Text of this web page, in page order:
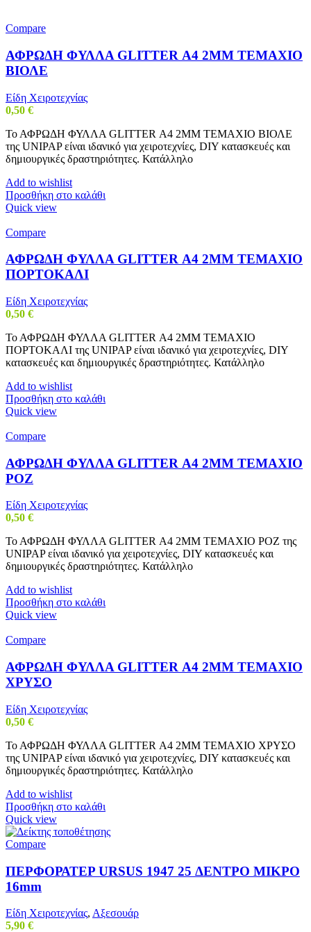
Compare
ΑΦΡΩΔΗ ΦΥΛΛΑ GLITTER Α4 2MM ΤΕΜΑΧΙΟ
ΒΙΟΛΕ
Είδη Χειροτεχνίας
0,50 €
Το ΑΦΡΩΔΗ ΦΥΛΛΑ GLITTER Α4 2MM ΤΕΜΑΧΙΟ ΒΙΟΛΕ
της UNIPAP είναι ιδανικό για χειροτεχνίες, DIY κατασκευές και
δημιουργικές δραστηριότητες. Κατάλληλο
Add to wishlist
Προσθήκη στο καλάθι
Quick view
Compare
ΑΦΡΩΔΗ ΦΥΛΛΑ GLITTER Α4 2MM ΤΕΜΑΧΙΟ
ΠΟΡΤΟΚΑΛΙ
Είδη Χειροτεχνίας
0,50 €
Το ΑΦΡΩΔΗ ΦΥΛΛΑ GLITTER Α4 2MM ΤΕΜΑΧΙΟ
ΠΟΡΤΟΚΑΛΙ της UNIPAP είναι ιδανικό για χειροτεχνίες, DIY
κατασκευές και δημιουργικές δραστηριότητες. Κατάλληλο
Add to wishlist
Προσθήκη στο καλάθι
Quick view
Compare
ΑΦΡΩΔΗ ΦΥΛΛΑ GLITTER Α4 2MM ΤΕΜΑΧΙΟ
ΡΟΖ
Είδη Χειροτεχνίας
0,50 €
Το ΑΦΡΩΔΗ ΦΥΛΛΑ GLITTER Α4 2MM ΤΕΜΑΧΙΟ ΡΟΖ της
UNIPAP είναι ιδανικό για χειροτεχνίες, DIY κατασκευές και
δημιουργικές δραστηριότητες. Κατάλληλο
Add to wishlist
Προσθήκη στο καλάθι
Quick view
Compare
ΑΦΡΩΔΗ ΦΥΛΛΑ GLITTER Α4 2MM ΤΕΜΑΧΙΟ
ΧΡΥΣΟ
Είδη Χειροτεχνίας
0,50 €
Το ΑΦΡΩΔΗ ΦΥΛΛΑ GLITTER Α4 2MM ΤΕΜΑΧΙΟ ΧΡΥΣΟ
της UNIPAP είναι ιδανικό για χειροτεχνίες, DIY κατασκευές και
δημιουργικές δραστηριότητες. Κατάλληλο
Add to wishlist
Προσθήκη στο καλάθι
Quick view
Compare
ΠΕΡΦΟΡΑΤΕΡ URSUS 1947 25 ΔΕΝΤΡΟ ΜΙΚΡΟ
16mm
Είδη Χειροτεχνίας, Αξεσουάρ
5,90 €